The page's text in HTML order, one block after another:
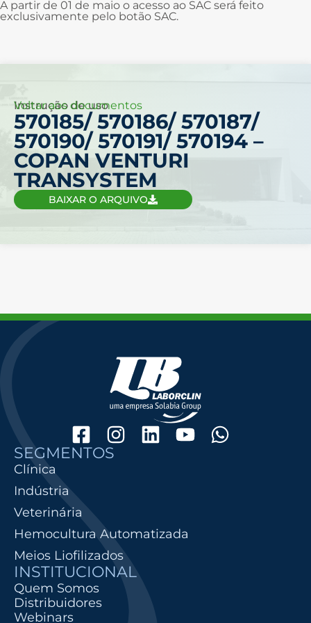
A partir de 01 de maio o acesso ao SAC será feito
exclusivamente pelo botão SAC.
Voltar aos documentos
Instrução de uso
570185/ 570186/ 570187/
570190/ 570191/ 570194 –
COPAN VENTURI
TRANSYSTEM
BAIXAR O ARQUIVO
SEGMENTOS
Clínica
Indústria
Veterinária
Hemocultura Automatizada
Meios Liofilizados
INSTITUCIONAL
Quem Somos
Distribuidores
Webinars